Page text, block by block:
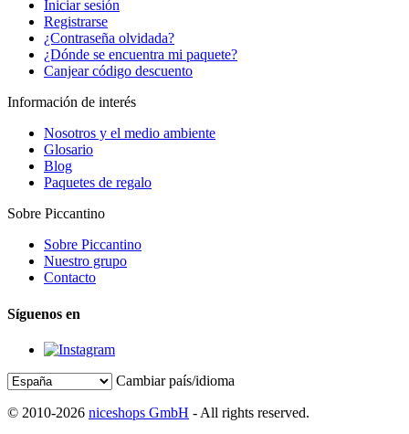
Iniciar sesión
Registrarse
¿Contraseña olvidada?
¿Dónde se encuentra mi paquete?
Canjear código descuento
Información de interés
Nosotros y el medio ambiente
Glosario
Blog
Paquetes de regalo
Sobre Piccantino
Sobre Piccantino
Nuestro grupo
Contacto
Síguenos en
Cambiar país/idioma
© 2010-2026 niceshops GmbH - All rights reserved.